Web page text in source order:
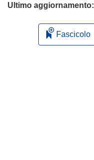
Ultimo aggiornamento:
Fascicolo